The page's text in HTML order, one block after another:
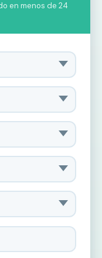
en menos de 24